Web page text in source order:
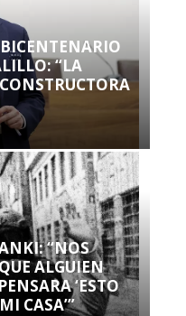
“LA
“NOS
ALGUIEN
‘ESTO
CASA’”